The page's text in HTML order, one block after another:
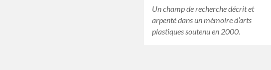
Un champ de recherche décrit et
arpenté dans un mémoire d’arts
plastiques soutenu en 2000.